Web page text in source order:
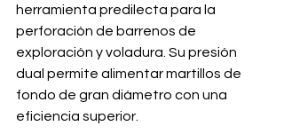
herramienta predilecta para la
perforación de barrenos de
exploración y voladura. Su presión
dual permite alimentar martillos de
fondo de gran diámetro con una
eficiencia superior.